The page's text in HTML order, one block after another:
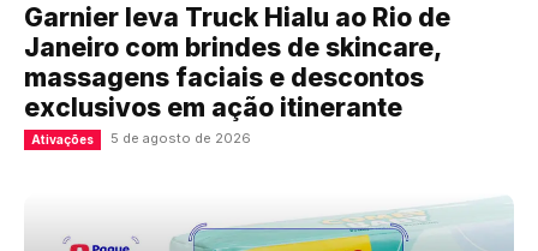
Garnier leva Truck Hialu ao Rio de
Janeiro com brindes de skincare,
massagens faciais e descontos
exclusivos em ação itinerante
Ativações 5 de agosto de 2026